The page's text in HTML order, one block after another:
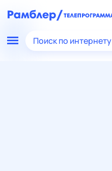
Поиск по интернету